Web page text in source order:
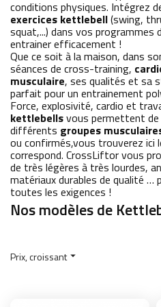
conditions physiques. Intégrez
exercices kettlebell(swing,
squat,...) dans vos programmes
entrainer efficacement !
Que ce soit à la maison, dans
séances de cross-training,
musculaire, ses qualités et sa
parfait pour un entrainement
Force, explosivité, cardio et
kettlebellsvous permettent
différents groupes
ou confirmés,vous trouverez ici
correspond. CrossLiftor vous
de très légères à très lourdes,
matériaux durables de qualité
toutes les exigences !
Nos modèles de
Prix, croissant